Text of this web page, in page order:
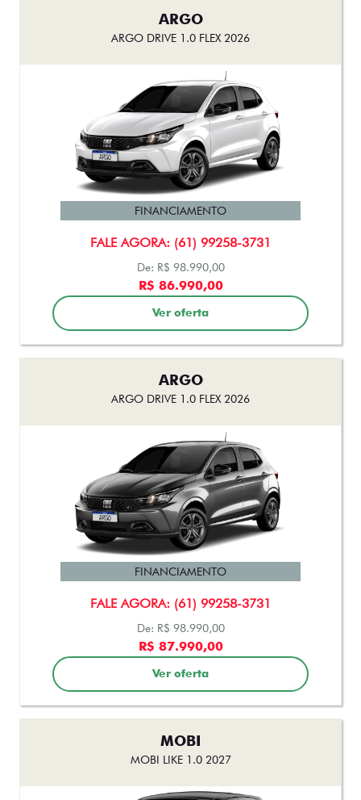
ARGO
ARGO DRIVE 1.0 FLEX 2026
FALE AGORA: (61) 99258-3731
FINANCIAMENTO
De: R$ 98.990,00
R$ 86.990,00
Ver oferta
ARGO
ARGO DRIVE 1.0 FLEX 2026
FALE AGORA: (61) 99258-3731
FINANCIAMENTO
De: R$ 98.990,00
R$ 87.990,00
Ver oferta
MOBI
MOBI LIKE 1.0 2027